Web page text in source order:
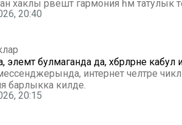
хаклы рәвештә гармония һәм татулык
20:40
элемтә булмаганда да, хәбәрләрне
интернет челтәре
барлыкка килде.
20:15